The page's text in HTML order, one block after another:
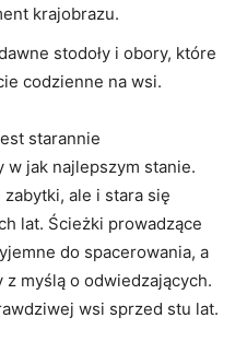
krajobrazu.
stodoły i obory, ​które
codzienne na⁢ wsi.
​starannie
jak najlepszym stanie.
‌ale i⁢ stara się​
lat. Ścieżki prowadzące
do spacerowania, a
z myślą o odwiedzających.
wsi​ sprzed stu lat.